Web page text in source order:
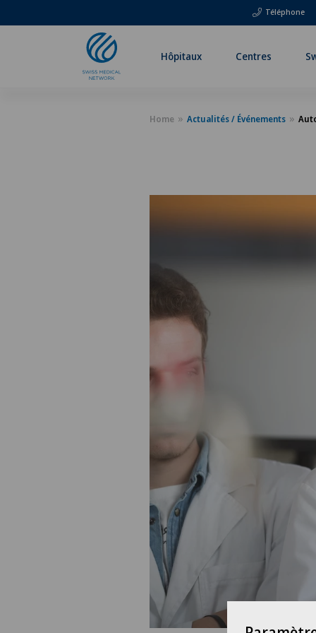
Téléphone
Hôpitaux Centres
Home Actualités / Événements